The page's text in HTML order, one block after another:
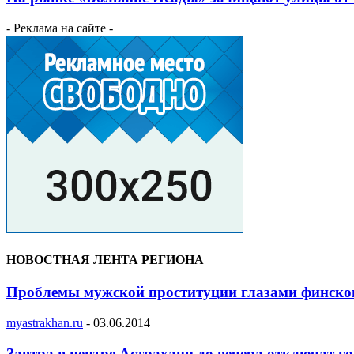
- Реклама на сайте -
НОВОСТНАЯ ЛЕНТА РЕГИОНА
Проблемы мужской проституции глазами
myastrakhan.ru - 03.06.2014